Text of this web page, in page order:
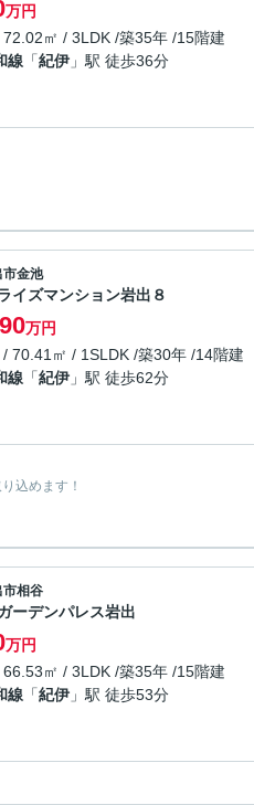
万円
㎡ / 3LDK /築35年 /15階建
線 「紀伊 」駅 徒歩36分
市金池
イズマンション岩出８
万円
/ 70.41㎡ / 1SLDK /築30年 /14階建
線 「紀伊 」駅 徒歩62分
込めます！
市相谷
ーデンパレス岩出
万円
㎡ / 3LDK /築35年 /15階建
線 「紀伊 」駅 徒歩53分